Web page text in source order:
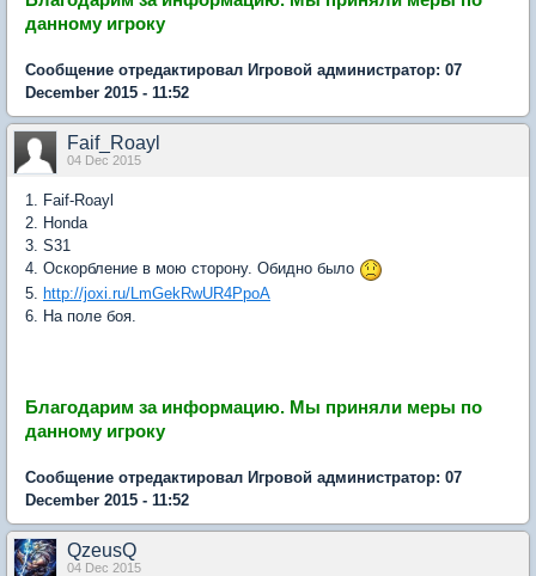
данному игроку
Сообщение отредактировал Игровой администратор: 07
December 2015 - 11:52
Faif_Roayl
04 Dec 2015
1. Faif-Roayl
2. Honda
3. S31
4. Оскорбление в мою сторону. Обидно было
5. http://joxi.ru/LmGekRwUR4PpoA
6. На поле боя.
Благодарим за информацию. Мы приняли меры по
данному игроку
Сообщение отредактировал Игровой администратор: 07
December 2015 - 11:52
QzeusQ
04 Dec 2015